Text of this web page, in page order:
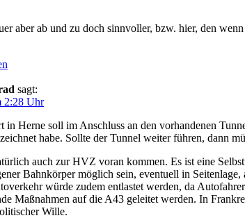
aber ab und zu doch sinnvoller, bzw. hier, den
sagt:
2:28 Uhr
in Herne soll im Anschluss an den vorhandenen
habe. Sollte der Tunnel weiter führen, dann
auch zur HVZ voran kommen. Es ist eine
Bahnkörper möglich sein, eventuell in
würde zudem entlastet werden, da
Maßnahmen auf die A43 geleitet werden. In
Wille.